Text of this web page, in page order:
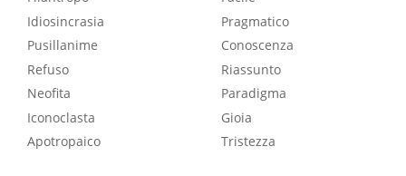
Idiosincrasia
Pusillanime
Refuso
Neofita
Iconoclasta
Apotropaico
Pragmatico
Conoscenza
Riassunto
Paradigma
Gioia
Tristezza